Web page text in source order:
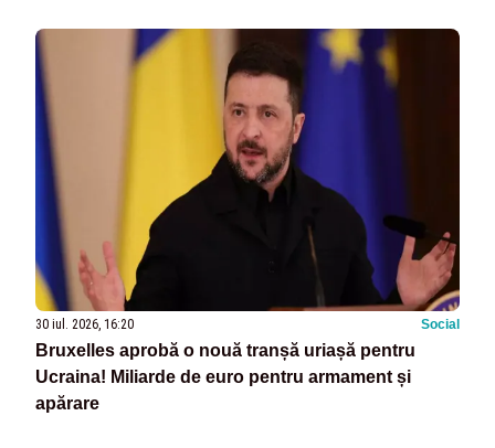
30 iul. 2026, 16:20 Social
Bruxelles aprobă o nouă tranșă uriașă pentru
Ucraina! Miliarde de euro pentru armament și
apărare